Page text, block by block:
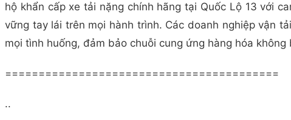
hộ khẩn cấp xe tải nặng chính hãng tại Quốc Lộ 13 với
vững tay lái trên mọi hành trình. Các doanh nghiệp vận
mọi tình huống, đảm bảo chuỗi cung ứng hàng hóa
=========================================
..